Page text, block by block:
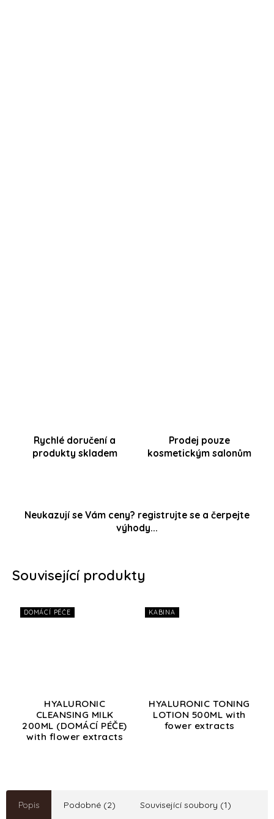
Rychlé doručení a
produkty skladem
Prodej pouze
kosmetickým salonům
Neukazují se Vám ceny? registrujte se a čerpejte
výhody...
Související produkty
DOMÁCÍ PÉČE
HYALURONIC
CLEANSING MILK
200ML (DOMÁCÍ PÉČE)
with flower extracts
KABINA
HYALURONIC TONING
LOTION 500ML with
fower extracts
Popis Podobné (2) Související soubory (1)